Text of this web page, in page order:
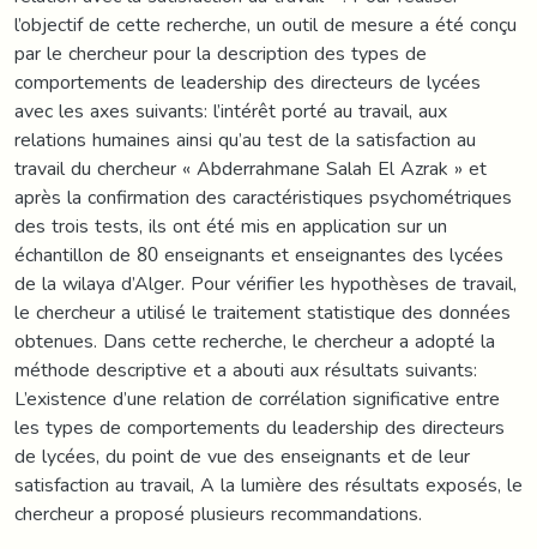
l’objectif de cette recherche, un outil de mesure a été conçu
par le chercheur pour la description des types de
comportements de leadership des directeurs de lycées
avec les axes suivants: l’intérêt porté au travail, aux
relations humaines ainsi qu’au test de la satisfaction au
travail du chercheur « Abderrahmane Salah El Azrak » et
après la confirmation des caractéristiques psychométriques
des trois tests, ils ont été mis en application sur un
échantillon de 80 enseignants et enseignantes des lycées
de la wilaya d’Alger. Pour vérifier les hypothèses de travail,
le chercheur a utilisé le traitement statistique des données
obtenues. Dans cette recherche, le chercheur a adopté la
méthode descriptive et a abouti aux résultats suivants:
L’existence d’une relation de corrélation significative entre
les types de comportements du leadership des directeurs
de lycées, du point de vue des enseignants et de leur
satisfaction au travail, A la lumière des résultats exposés, le
chercheur a proposé plusieurs recommandations.